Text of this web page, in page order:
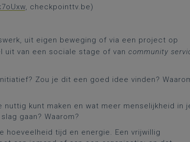
, checkpointtv.be)
uit eigen beweging of via een project op
uit van een sociale stage of van community
Zou je dit een goed idee vinden?
kunt maken en wat meer menselijkheid in
gaan? Waarom?
hoeveelheid tijd en energie. Een vrijwillig